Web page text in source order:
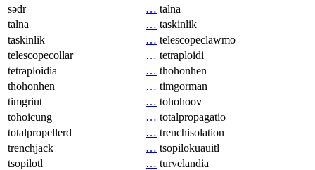
sədr
… talna
talna
… taskinlik
taskinlik
… telescopeclawmo
telescopecollar
… tetraploidi
tetraploidia
… thohonhen
thohonhen
… timgorman
timgriut
… tohohoov
tohoicung
… totalpropagatio
totalpropellerd
… trenchisolation
trenchjack
… tsopilokuauitl
tsopilotl
… turvelandia